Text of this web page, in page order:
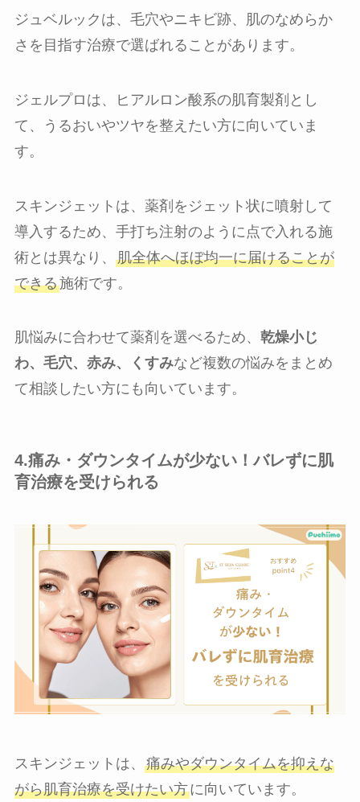
ジュベルックは、毛穴やニキビ跡、肌のなめらか
さを目指す治療で選ばれることがあります。
ジェルプロは、ヒアルロン酸系の肌育製剤とし
て、うるおいやツヤを整えたい方に向いていま
す。
スキンジェットは、薬剤をジェット状に噴射して
導入するため、手打ち注射のように点で入れる施
術とは異なり、 肌全体へほぼ均一に届けることが
できる施術です。
肌悩みに合わせて薬剤を選べるため、 乾燥小じ
わ、毛穴、赤み、くすみなど複数の悩みをまとめ
て相談したい方にも向いています。
4.痛み・ダウンタイムが少ない！バレずに肌
育治療を受けられる
スキンジェットは、 痛みやダウンタイムを抑えな
がら肌育治療を受けたい方に向いています。